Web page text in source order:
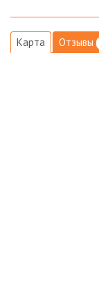
Карта Отзывы